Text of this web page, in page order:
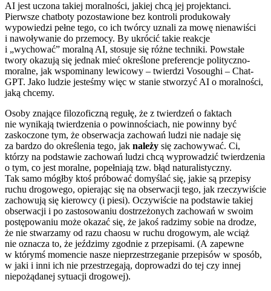
AI jest uczona takiej moralności, jakiej chcą jej projektanci.
Pierwsze chatboty pozostawione bez kontroli produkowały
wypowiedzi pełne tego, co ich twórcy uznali za mowę nienawiści
i nawoływanie do przemocy. By ukrócić takie reakcje
i „wychować” moralną AI, stosuje się różne techniki. Powstałe
twory okazują się jednak mieć określone preferencje polityczno-
moralne, jak wspominany lewicowy – twierdzi Vosoughi – Chat-
GPT. Jako ludzie jesteśmy więc w stanie stworzyć AI o moralności,
jaką chcemy.
Osoby znające filozoficzną regułę, że z twierdzeń o faktach
nie wynikają twierdzenia o powinnościach, nie powinny być
zaskoczone tym, że obserwacja zachowań ludzi nie nadaje się
za bardzo do określenia tego, jak należy się zachowywać. Ci,
którzy na podstawie zachowań ludzi chcą wyprowadzić twierdzenia
o tym, co jest moralne, popełniają tzw. błąd naturalistyczny.
Tak samo mógłby ktoś próbować domyślać się, jakie są przepisy
ruchu drogowego, opierając się na obserwacji tego, jak rzeczywiście
zachowują się kierowcy (i piesi). Oczywiście na podstawie takiej
obserwacji i po zastosowaniu dostrzeżonych zachowań w swoim
postępowaniu może okazać się, że jakoś radzimy sobie na drodze,
że nie stwarzamy od razu chaosu w ruchu drogowym, ale wciąż
nie oznacza to, że jeździmy zgodnie z przepisami. (A zapewne
w którymś momencie nasze nieprzestrzeganie przepisów w sposób,
w jaki i inni ich nie przestrzegają, doprowadzi do tej czy innej
niepożądanej sytuacji drogowej).